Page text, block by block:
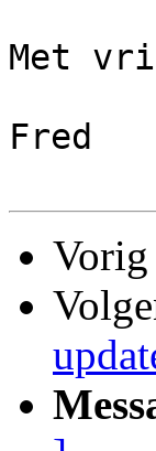
Met
Fred